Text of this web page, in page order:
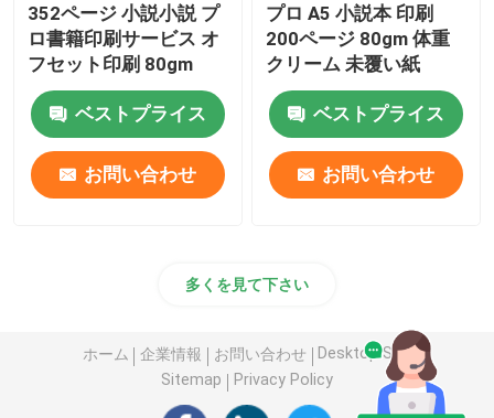
352ページ 小説小説 プ
ロ書籍印刷サービス オ
フセット印刷 80gm
ベストプライス
お問い合わせ
プロ A5 小説本 印刷
200ページ 80gm 体重
クリーム 未覆い紙
ベストプライス
お問い合わせ
多くを見て下さい
ホーム 企業情報 お問い合わせ
Desktop Site
Sitemap
Privacy Policy